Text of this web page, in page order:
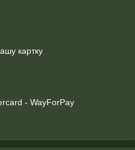
картку
- WayForPay